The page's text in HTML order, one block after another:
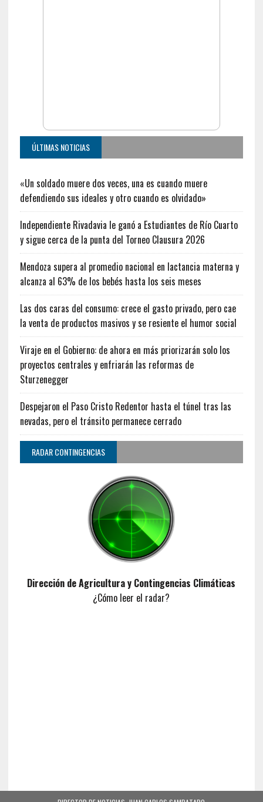
ÚLTIMAS NOTICIAS
«Un soldado muere dos veces, una es cuando muere
defendiendo sus ideales y otro cuando es olvidado»
Independiente Rivadavia le ganó a Estudiantes de Río Cuarto
y sigue cerca de la punta del Torneo Clausura 2026
Mendoza supera al promedio nacional en lactancia materna y
alcanza al 63% de los bebés hasta los seis meses
Las dos caras del consumo: crece el gasto privado, pero cae
la venta de productos masivos y se resiente el humor social
Viraje en el Gobierno: de ahora en más priorizarán solo los
proyectos centrales y enfriarán las reformas de
Sturzenegger
Despejaron el Paso Cristo Redentor hasta el túnel tras las
nevadas, pero el tránsito permanece cerrado
RADAR CONTINGENCIAS
Dirección de Agricultura y Contingencias Climáticas
¿Cómo leer el radar?